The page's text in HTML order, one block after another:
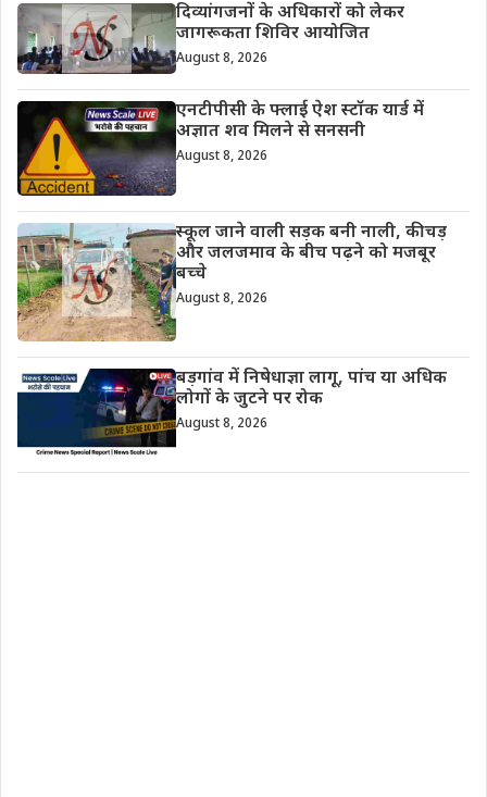
दिव्यांगजनों के अधिकारों को लेकर
जागरूकता शिविर आयोजित
August 8, 2026
एनटीपीसी के फ्लाई ऐश स्टॉक यार्ड में
अज्ञात शव मिलने से सनसनी
August 8, 2026
स्कूल जाने वाली सड़क बनी नाली, कीचड़
और जलजमाव के बीच पढ़ने को मजबूर
बच्चे
August 8, 2026
बड़गांव में निषेधाज्ञा लागू, पांच या अधिक
लोगों के जुटने पर रोक
August 8, 2026